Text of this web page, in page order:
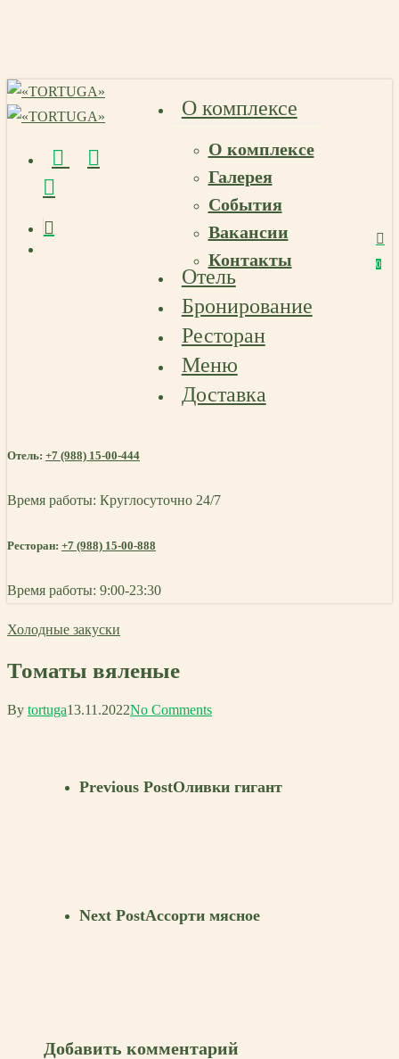
content
vk telegram
0
О комплексе
О комплексе
Галерея
События
Вакансии
Контакты
Отель
Бронирование
Ресторан
Меню
Доставка
Отель: +7 (988) 15-00-444
Время работы: Круглосуточно 24/7
Ресторан: +7 (988) 15-00-888
Время работы: 9:00-23:30
Холодные закуски
Томаты вяленые
By tortuga13.11.2022No Comments
Previous PostОливки гигант
Next PostАссорти мясное
Добавить комментарий